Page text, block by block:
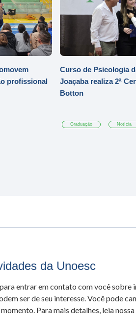
profissional
Curso de Psicologia
Joaçaba realiza 2ª
Botton
Graduação Notícia
da Unoesc
entrar em contato com você sobre
ser de seu interesse. Você pode
Para mais detalhes, leia nossa